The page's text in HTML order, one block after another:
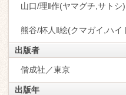
山口/理‖作(ヤマグチ,サトシ)
熊谷/杯人‖絵(クマガイ,ハイ
出版者
偕成社／東京
出版年